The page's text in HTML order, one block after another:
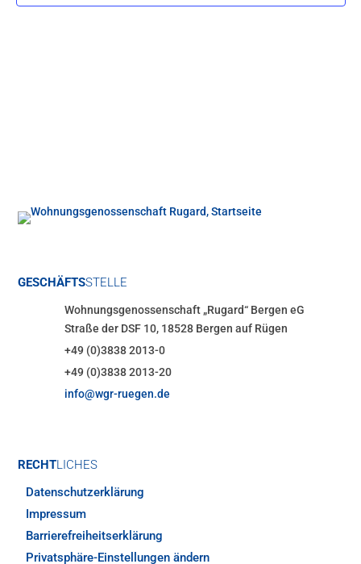
GESCHÄFTSSTELLE
Wohnungsgenossenschaft „Rugard“ Bergen eG
Straße der DSF 10, 18528 Bergen auf Rügen
+49 (0)3838 2013-0
+49 (0)3838 2013-20
info@wgr-ruegen.de
RECHTLICHES
Datenschutzerklärung
Impressum
Barrierefreiheitserklärung
Privatsphäre-Einstellungen ändern